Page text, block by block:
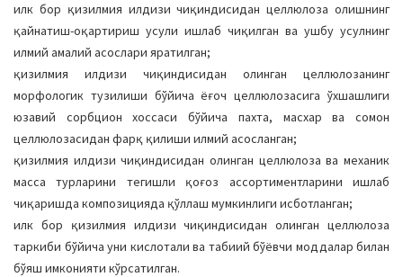
илк бор қизилмия илдизи чиқиндисидан целлюлоза олишнинг
қайнатиш-оқартириш усули ишлаб чиқилган ва ушбу усулнинг
илмий амалий асослари яратилган;
қизилмия илдизи чиқиндисидан олинган целлюлозанинг
морфологик тузилиши бўйича ёғоч целлюлозасига ўхшашлиги
юзавий сорбцион хоссаси бўйича пахта, масхар ва сомон
целлюлозасидан фарқ қилиши илмий асосланган;
қизилмия илдизи чиқиндисидан олинган целлюлоза ва механик
масса турларини тегишли қоғоз ассортиментларини ишлаб
чиқаришда композицияда қўллаш мумкинлиги исботланган;
илк бор қизилмия илдизи чиқиндисидан олинган целлюлоза
таркиби бўйича уни кислотали ва табиий бўёвчи моддалар билан
бўяш имконияти кўрсатилган.